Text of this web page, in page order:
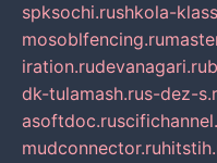
spksochi.rushkola-
mosoblfencing.ru
iration.rudevanagari.ru
dk-tulamash.rus-dez-
asoftdoc.ru
mudconnector.ru